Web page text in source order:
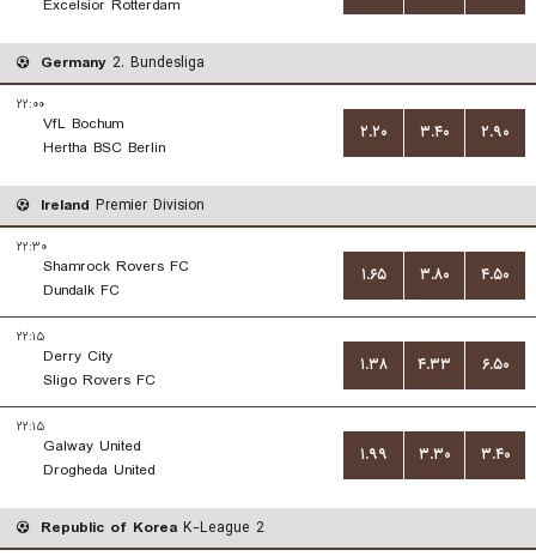
Excelsior Rotterdam
Germany 2. Bundesliga
۲۲:۰۰
VfL Bochum
Hertha BSC Berlin
۲.۲۰ ۳.۴۰ ۲.۹۰
Ireland Premier Division
۲۲:۳۰
Shamrock Rovers FC
Dundalk FC
۱.۶۵ ۳.۸۰ ۴.۵۰
۲۲:۱۵
Derry City
Sligo Rovers FC
۱.۳۸ ۴.۳۳ ۶.۵۰
۲۲:۱۵
Galway United
Drogheda United
۱.۹۹ ۳.۳۰ ۳.۴۰
Republic of Korea K-League 2